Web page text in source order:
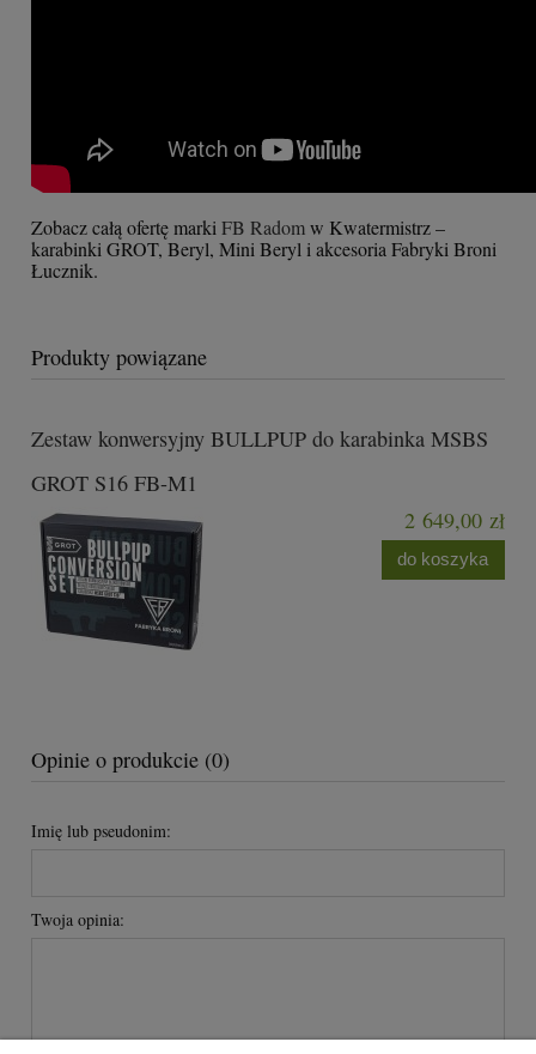
Zobacz całą ofertę marki FB Radomw Kwatermistrz –
karabinki GROT, Beryl, Mini Beryl i akcesoria Fabryki Broni
Łucznik.
Produkty powiązane
Zestaw konwersyjny BULLPUP do karabinka MSBS
GROT S16 FB-M1
2 649,00 zł
do koszyka
Opinie o produkcie (0)
Imię lub pseudonim:
Twoja opinia: